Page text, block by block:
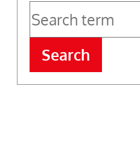
Search